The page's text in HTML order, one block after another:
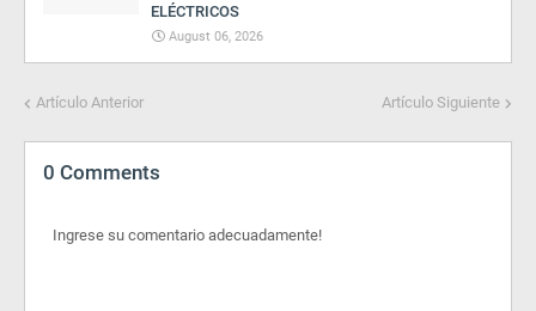
ELÉCTRICOS
August 06, 2026
Artículo Anterior Artículo Siguiente
0 Comments
Ingrese su comentario adecuadamente!